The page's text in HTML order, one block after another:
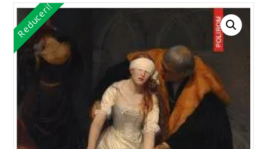
Reduceri!